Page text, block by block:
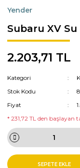
Yender
Subaru XV
2.203,71 TL
Kategori
Stok Kodu
Fiyat
* 231,72 TL den başlayan
SEPETE EKLE